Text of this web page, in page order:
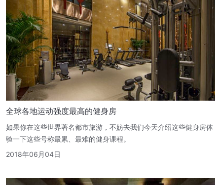
全球各地运动强度最高的健身房
如果你在这些世界著名都市旅游，不妨去我们今天介绍这些健身房体
验一下这些号称最累、最难的健身课程。
2018年06月04日